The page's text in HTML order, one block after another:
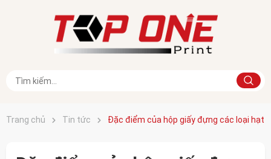
Trang chủ Tin tức Đặc điểm của hộp giấy đựng các loại hạt